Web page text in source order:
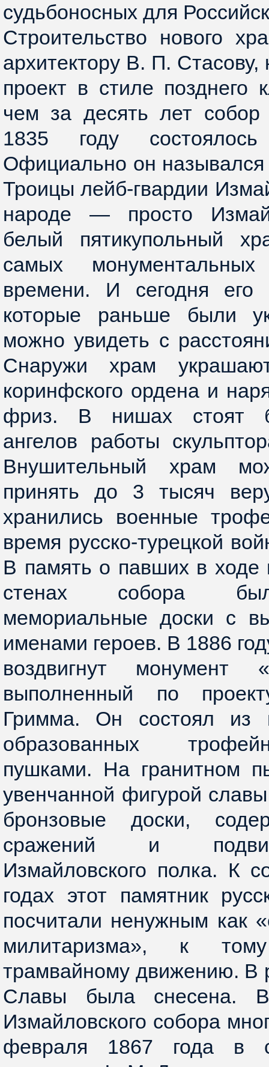
судьбоносных для
Строительство нового
архитектору В. П. Стасову,
проект в стиле позднего
чем за десять лет
1835 году
Официально он
Троицы лейб-гвардии
народе — просто
белый пятикупольный
самых
времени. И сегодня его
которые раньше были
можно увидеть с
Снаружи храм
коринфского ордена и
фриз. В нишах стоят
ангелов работы
Внушительный храм
принять до 3 тысяч
хранились военные
время русско-турецкой
В память о павших в
стенах собора
мемориальные доски с
именами героев. В 1886
воздвигнут монумент
выполненный по
Гримма. Он состоял из
образованных
пушками. На гранитном
увенчанной фигурой
бронзовые доски,
сражений и
Измайловского полка. К
годах этот памятник
посчитали ненужным как
милитаризма», к
трамвайному движению. В
Славы была снесена.
Измайловского собора
февраля 1867 года в